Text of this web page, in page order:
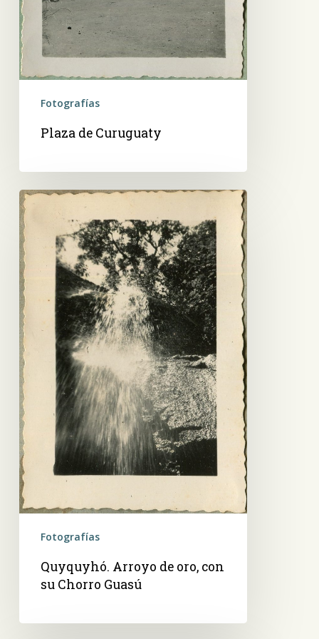
Fotografías
Plaza de Curuguaty
Quyquyhó.
Arroyo
de
oro,
con
su
Chorro
Guasú
Fotografías
Quyquyhó. Arroyo de oro, con
su Chorro Guasú